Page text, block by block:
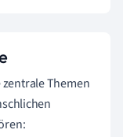
Themen